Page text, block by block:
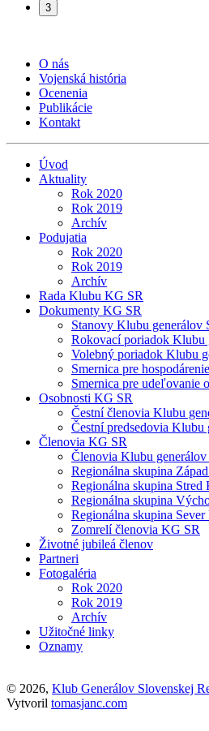
3
O nás
Vojenská história
Ocenenia
Publikácie
Kontakt
Úvod
Aktuality
Rok 2020
Rok 2019
Archív
Podujatia
Rok 2020
Rok 2019
Archív
Rada Klubu KG SR
Dokumenty KG SR
Stanovy Klubu generálov
Rokovací poriadok Klubu
Volebný poriadok Klubu
Smernica pre
Smernica pre udeľovanie
Osobnosti KG SR
Čestní členovia Klubu
Čestní predsedovia Klubu
Členovia KG SR
Členovia Klubu generálov
Regionálna skupina
Regionálna skupina Stred
Regionálna skupina
Regionálna skupina
Zomrelí členovia KG SR
Životné jubileá členov
Partneri
Fotogaléria
Rok 2020
Rok 2019
Archív
Užitočné linky
Oznamy
© 2026, Klub Generálov Slovenskej
Vytvoril tomasjanc.com